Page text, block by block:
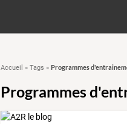
Accueil » Tags » Programmes
Programmes